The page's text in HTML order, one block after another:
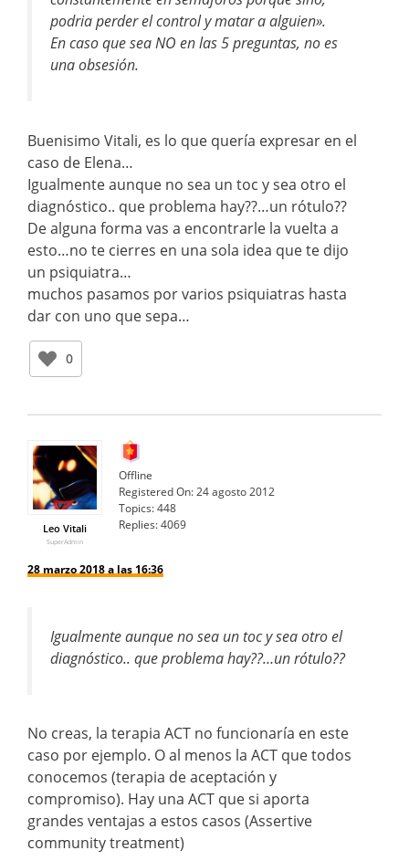
podria perder el control y matar a alguien».
En caso que sea NO en las 5 preguntas, no es
una obsesión.
Buenisimo Vitali, es lo que quería expresar en el
caso de Elena…
Igualmente aunque no sea un toc y sea otro el
diagnóstico.. que problema hay??…un rótulo??
De alguna forma vas a encontrarle la vuelta a
esto…no te cierres en una sola idea que te dijo
un psiquiatra…
muchos pasamos por varios psiquiatras hasta
dar con uno que sepa…
0
Leo Vitali
SuperAdmin
Offline
Registered On:24 agosto 2012
Topics:448
Replies:4069
28 marzo 2018 a las 16:36
Igualmente aunque no sea un toc y sea otro el
diagnóstico.. que problema hay??…un rótulo??
No creas, la terapia ACT no funcionaría en este
caso por ejemplo. O al menos la ACT que todos
conocemos (terapia de aceptación y
compromiso). Hay una ACT que si aporta
grandes ventajas a estos casos (Assertive
community treatment)